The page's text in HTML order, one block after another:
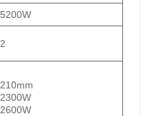
5200W
2
210mm
2300W
2600W